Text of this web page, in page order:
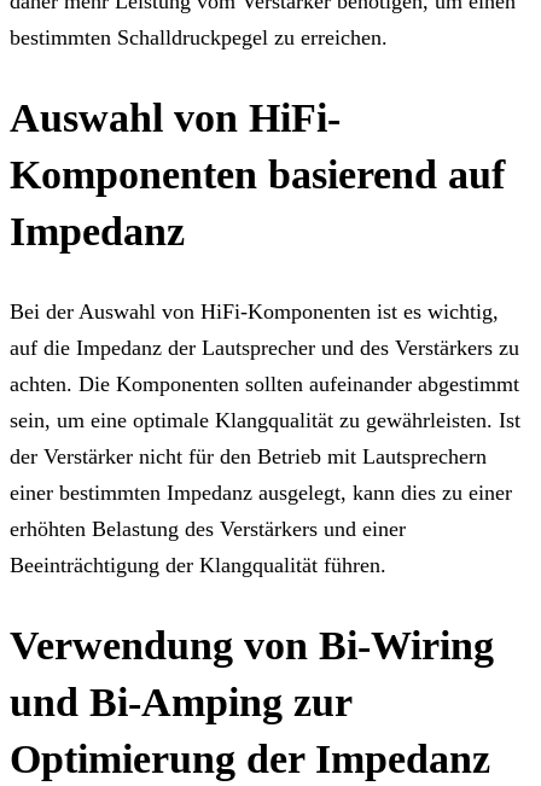
bestimmten Schalldruckpegel zu erreichen.
Auswahl von HiFi-
Komponenten basierend auf
Impedanz
Bei der Auswahl von HiFi-Komponenten ist es wichtig,
auf die Impedanz der Lautsprecher und des Verstärkers zu
achten. Die Komponenten sollten aufeinander abgestimmt
sein, um eine optimale Klangqualität zu gewährleisten. Ist
der Verstärker nicht für den Betrieb mit Lautsprechern
einer bestimmten Impedanz ausgelegt, kann dies zu einer
erhöhten Belastung des Verstärkers und einer
Beeinträchtigung der Klangqualität führen.
Verwendung von Bi-Wiring
und Bi-Amping zur
Optimierung der Impedanz